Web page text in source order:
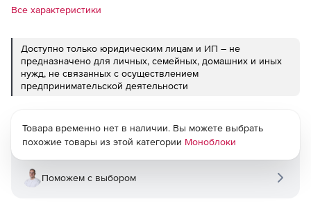
Все характеристики
Доступно только юридическим лицам и ИП – не
предназначено для личных, семейных, домашних и иных
нужд, не связанных с осуществлением
предпринимательской деятельности
Товара временно нет в наличии. Вы можете выбрать
похожие товары из этой категории Моноблоки
Поможем с выбором